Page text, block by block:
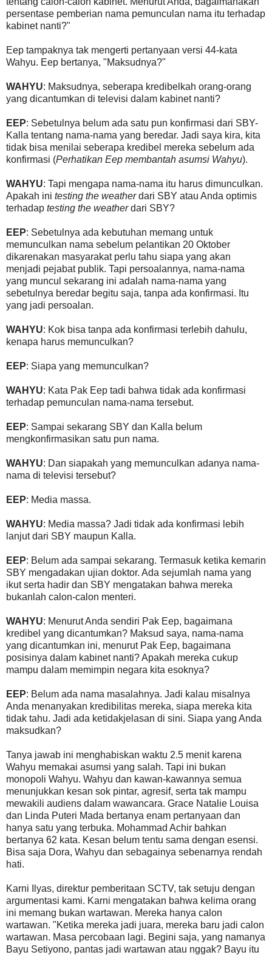
persentase pemberian nama pemunculan nama itu terhadap
kabinet nanti?"
Eep tampaknya tak mengerti pertanyaan versi 44-kata
Wahyu. Eep bertanya, "Maksudnya?"
WAHYU: Maksudnya, seberapa kredibelkah orang-orang
yang dicantumkan di televisi dalam kabinet nanti?
EEP: Sebetulnya belum ada satu pun konfirmasi dari SBY-
Kalla tentang nama-nama yang beredar. Jadi saya kira, kita
tidak bisa menilai seberapa kredibel mereka sebelum ada
konfirmasi (Perhatikan Eep membantah asumsi Wahyu).
WAHYU: Tapi mengapa nama-nama itu harus dimunculkan.
Apakah ini testing the weatherdari SBY atau Anda optimis
terhadap testing the weatherdari SBY?
EEP: Sebetulnya ada kebutuhan memang untuk
memunculkan nama sebelum pelantikan 20 Oktober
dikarenakan masyarakat perlu tahu siapa yang akan
menjadi pejabat publik. Tapi persoalannya, nama-nama
yang muncul sekarang ini adalah nama-nama yang
sebetulnya beredar begitu saja, tanpa ada konfirmasi. Itu
yang jadi persoalan.
WAHYU: Kok bisa tanpa ada konfirmasi terlebih dahulu,
kenapa harus memunculkan?
EEP: Siapa yang memunculkan?
WAHYU: Kata Pak Eep tadi bahwa tidak ada konfirmasi
terhadap pemunculan nama-nama tersebut.
EEP: Sampai sekarang SBY dan Kalla belum
mengkonfirmasikan satu pun nama.
WAHYU: Dan siapakah yang memunculkan adanya nama-
nama di televisi tersebut?
EEP: Media massa.
WAHYU: Media massa? Jadi tidak ada konfirmasi lebih
lanjut dari SBY maupun Kalla.
EEP: Belum ada sampai sekarang. Termasuk ketika kemarin
SBY mengadakan ujian doktor. Ada sejumlah nama yang
ikut serta hadir dan SBY mengatakan bahwa mereka
bukanlah calon-calon menteri.
WAHYU: Menurut Anda sendiri Pak Eep, bagaimana
kredibel yang dicantumkan? Maksud saya, nama-nama
yang dicantumkan ini, menurut Pak Eep, bagaimana
posisinya dalam kabinet nanti? Apakah mereka cukup
mampu dalam memimpin negara kita esoknya?
EEP: Belum ada nama masalahnya. Jadi kalau misalnya
Anda menanyakan kredibilitas mereka, siapa mereka kita
tidak tahu. Jadi ada ketidakjelasan di sini. Siapa yang Anda
maksudkan?
Tanya jawab ini menghabiskan waktu 2.5 menit karena
Wahyu memakai asumsi yang salah. Tapi ini bukan
monopoli Wahyu. Wahyu dan kawan-kawannya semua
menunjukkan kesan sok pintar, agresif, serta tak mampu
mewakili audiens dalam wawancara. Grace Natalie Louisa
dan Linda Puteri Mada bertanya enam pertanyaan dan
hanya satu yang terbuka. Mohammad Achir bahkan
bertanya 62 kata. Kesan belum tentu sama dengan esensi.
Bisa saja Dora, Wahyu dan sebagainya sebenarnya rendah
hati.
Karni Ilyas, direktur pemberitaan SCTV, tak setuju dengan
argumentasi kami. Karni mengatakan bahwa kelima orang
ini memang bukan wartawan. Mereka hanya calon
wartawan. "Ketika mereka jadi juara, mereka baru jadi calon
wartawan. Masa percobaan lagi. Begini saja, yang namanya
Bayu Setiyono, pantas jadi wartawan atau nggak? Bayu itu